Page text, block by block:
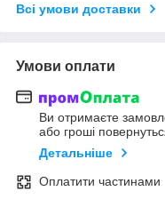
Всі умови доставки
Умови оплати
Ви отримаєте
або гроші
Детальніше
Оплатити частинами